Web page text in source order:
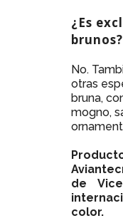
¿Es
brunos?
No.
otras
bruna,
mogno,
de
color.